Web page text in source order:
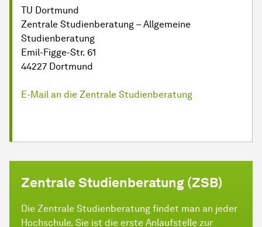
TU Dortmund
Zentrale Studienberatung – Allgemeine
Studienberatung
Emil-Figge-Str. 61
44227 Dortmund
E-Mail an die Zentrale Studienberatung
Zentrale Studienberatung (ZSB)
Die Zentrale Studienberatung findet man an jeder
Hochschule. Sie ist die erste Anlaufstelle zur